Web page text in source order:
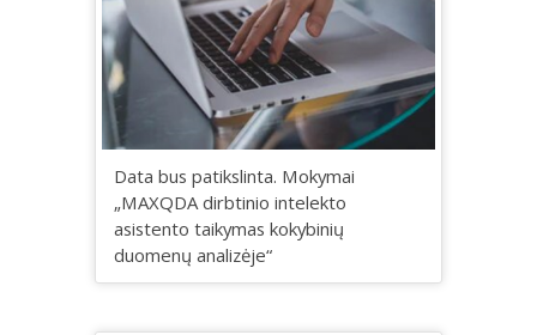
Data bus patikslinta. Mokymai
„MAXQDA dirbtinio intelekto
asistento taikymas kokybinių
duomenų analizėje“